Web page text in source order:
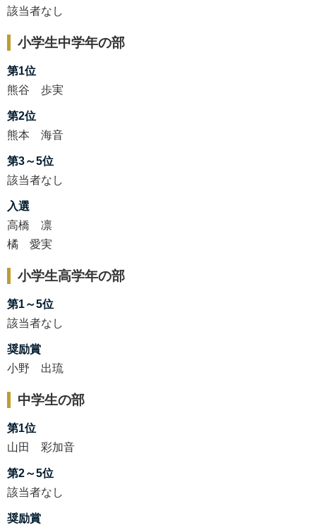
該当者なし
小学生中学年の部
第1位
熊谷 歩実
第2位
熊本 海音
第3～5位
該当者なし
入選
高橋 凛
橘 愛実
小学生高学年の部
第1～5位
該当者なし
奨励賞
小野 出琉
中学生の部
第1位
山田 彩加音
第2～5位
該当者なし
奨励賞